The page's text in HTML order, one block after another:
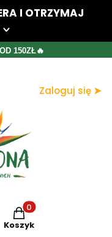
I OTRZYMAJ
(w zakresie dotyczącym
150ZŁ🔥
Zaloguj się ➤
Produkty w
Koszyk